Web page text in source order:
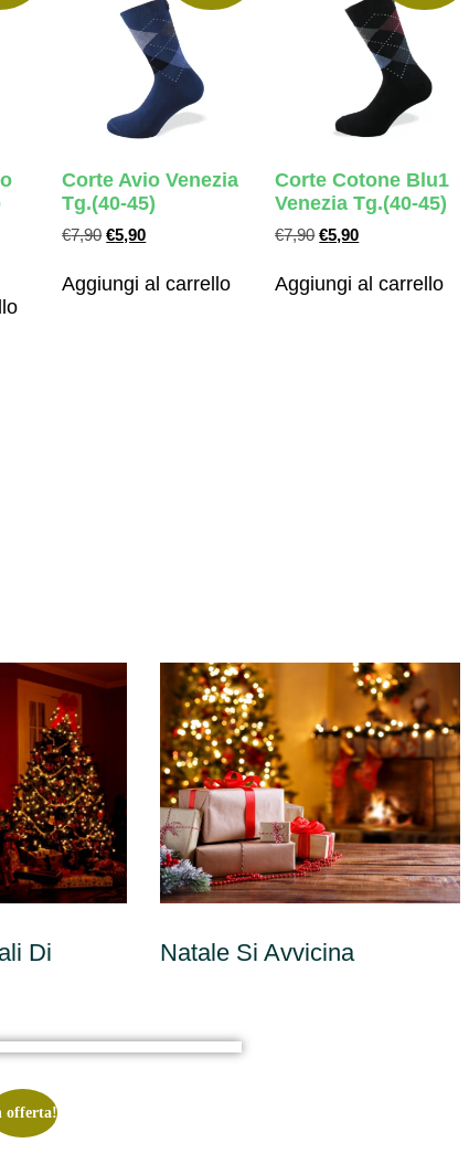
Corte Avio Venezia
Tg.(40-45)
€7,90 €5,90
Aggiungi al carrello
Corte Cotone Blu1
Venezia Tg.(40-45)
€7,90 €5,90
Aggiungi al carrello
Di
Natale Si Avvicina
offerta!